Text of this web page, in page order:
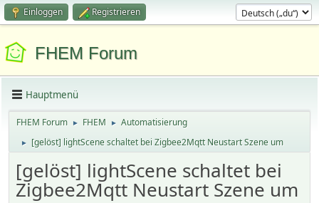
Einloggen Registrieren
FHEM Forum
Hauptmenü
FHEM Forum ► FHEM ► Automatisierung
► [gelöst] lightScene schaltet bei Zigbee2Mqtt Neustart Szene um
[gelöst] lightScene schaltet bei
Zigbee2Mqtt Neustart Szene um